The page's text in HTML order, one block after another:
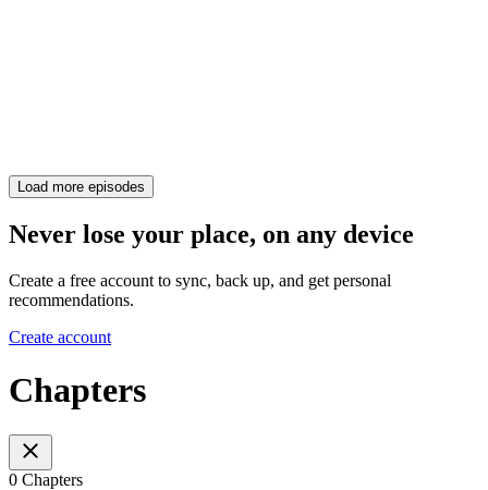
Load more episodes
Never lose your place, on any device
Create a free account to sync, back up, and get personal
recommendations.
Create account
Chapters
0 Chapters